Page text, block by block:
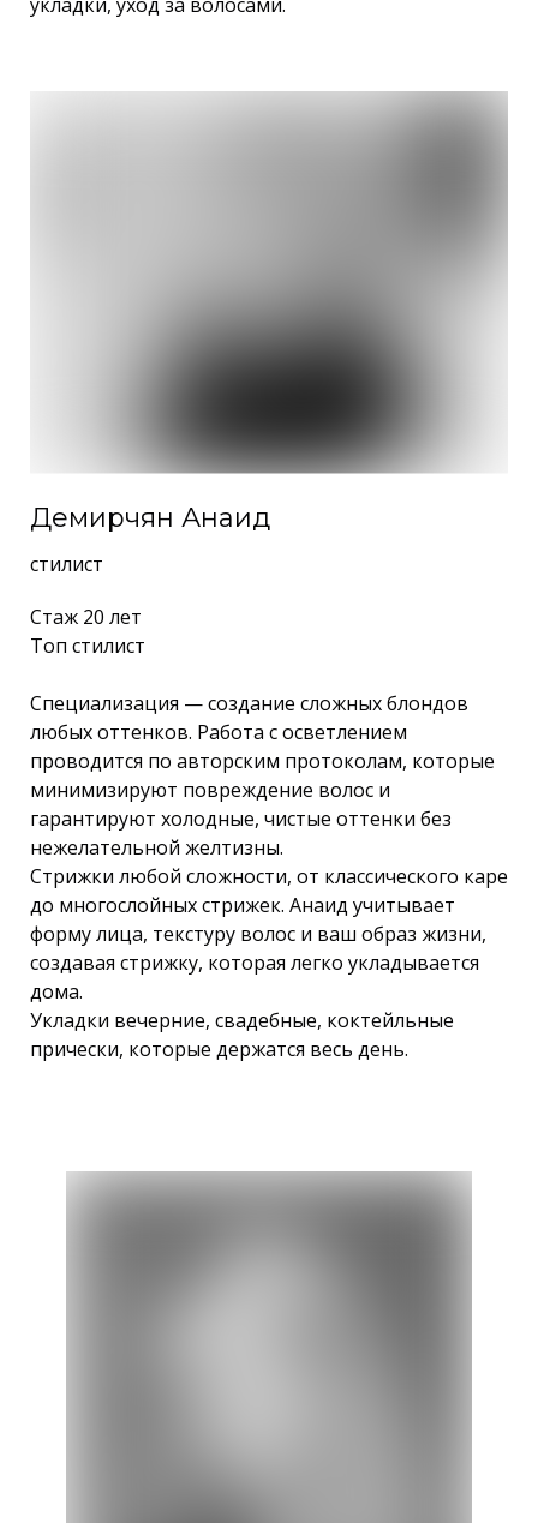
укладки, уход за волосами.
Демирчян Анаид
стилист
Стаж 20 лет
Топ стилист
Специализация — создание сложных блондов
любых оттенков. Работа с осветлением
проводится по авторским протоколам, которые
минимизируют повреждение волос и
гарантируют холодные, чистые оттенки без
нежелательной желтизны.
Стрижки любой сложности, от классического каре
до многослойных стрижек. Анаид учитывает
форму лица, текстуру волос и ваш образ жизни,
создавая стрижку, которая легко укладывается
дома.
Укладки вечерние, свадебные, коктейльные
прически, которые держатся весь день.